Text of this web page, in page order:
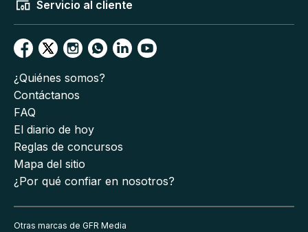
Servicio al cliente
¿Quiénes somos?
Contáctanos
FAQ
El diario de hoy
Reglas de concursos
Mapa del sitio
¿Por qué confiar en nosotros?
Otras marcas de GFR Media